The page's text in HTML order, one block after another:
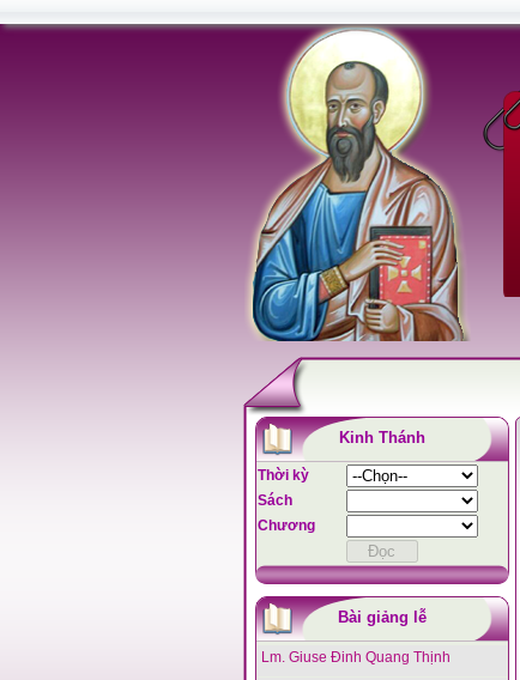
Kinh Thánh
Thời kỳ
Sách
Chương
Bài giảng lễ
Lm. Giuse Đinh Quang Thịnh